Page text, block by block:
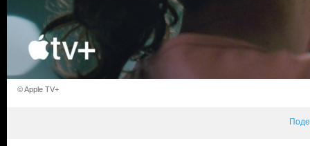
© Apple TV+